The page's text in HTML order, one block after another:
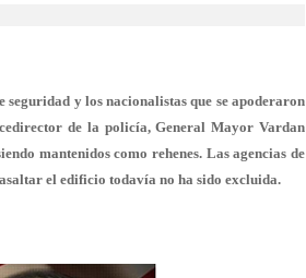
y los nacionalistas que se apoderaron
de la policía, General Mayor Vardan
mantenidos como rehenes. Las agencias de
el edificio todavía no ha sido excluida.